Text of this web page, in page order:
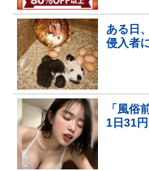
ある日
侵入者
「風俗
1日31